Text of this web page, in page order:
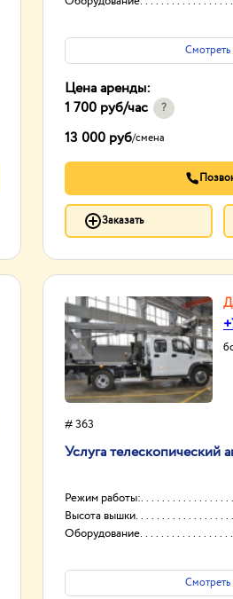
Цена аренды:
1 700 руб/час ?
13 000 руб/смена
Заказать
# 363
Услуга телескопический
Режим работы:
Высота вышки
Оборудование